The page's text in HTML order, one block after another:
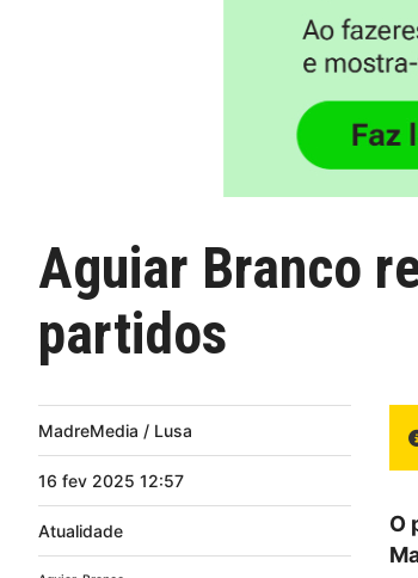
Aguiar Branco
partidos
MadreMedia / Lusa
16 fev 2025 12:57
Atualidade
O